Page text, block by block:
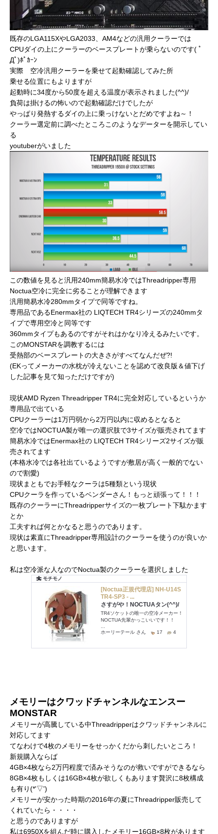
既存のLGA115XやLGA2033、AM4などの汎用クーラーでは
CPUダイの上にクーラーのベースプレートが乗らないのです( ﾟ
Дﾟ)ﾎﾟｶｰﾝ
実際 空冷汎用クーラーを乗せて起動確認してみた所
乗せる位置にもよりますが
起動時に34度から50度を超える温度が表示されました(^^)/
負荷は掛けるの怖いので起動確認だけでしたが
やっぱり発熱するダイの上に乗っけないとだめですよね～！
クーラー選定前に調べたところこのようなデーターを開示してい
る
youtuberがいました
この数値を見ると汎用240mm簡易水冷ではThreadripper専用
Noctua空冷に完全に劣ることが理解できます
汎用簡易水冷280mmタイプで同等ですね。
専用品であるEnermax社の LIQTECH TR4シリーズの240mmタ
イプで専用空冷と同等です
360mmタイプもあるのですがそれはかなり冷えるみたいです。
このMONSTARを調教するには
受熱部のベースプレートの大きさがすべてなんだぜ?!
(EKってメーカーの水枕が冷えないことを認めて改良版＆値下げ
した記事を見て知っただけですが)
現状AMD Ryzen Threadripper TR4に完全対応しているというか
専用品で出ている
CPUクーラーは1万円弱から2万円以内に収めるとなると
空冷ではNOCTUA製が唯一の選択肢で3サイズが販売されてます
簡易水冷ではEnermax社の LIQTECH TR4シリーズ2サイズが販
売されてます
(本格水冷では各社出ているようですが敷居が高く一般的でない
ので割愛)
現状まともでお手軽なクーラは5種類という現状
CPUクーラを作っているベンダーさん！もっと頑張って！！！
既存のクーラーにThreadripperサイズの一枚プレート下駄かます
とか
工夫すれば何とかなると思うのであります。
現状は素直にThreadripper専用設計のクーラーを使うのが良いか
と思います。
私は空冷派な人なのでNoctua製のクーラーを選択しました
メモリーはクワッドチャンネルなエンスー
MONSTAR
メモリーが高騰している中Threadripperはクワッドチャンネルに
対応してます
てなわけで4枚のメモリーをせっかくだから刺したいところ！
新規購入ならば
4GB×4枚なら2万円程度で済みそうなのが救いですができるなら
8GB×4枚もしくは16GB×4枚が欲しくもあります贅沢に8枚構成
も有り(*'▽')
メモリーが安かった時期の2016年の夏にThreadripper販売して
くれていたら・・・・
と思うのでありますが
私は6950Xを組んだ時に購入したメモリー16GB×8枚があります